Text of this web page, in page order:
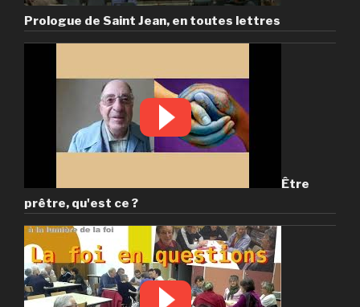
Prologue de Saint Jean, en toutes lettres
Être
prêtre, qu'est ce ?